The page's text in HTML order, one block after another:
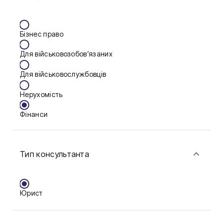
Дніпро
Запоріжжя
Калуш
Кам'янське
Ковель
Краматорськ
Кривий Ріг
Бізнес право
Для військовозобов’язаних
Для військовослужбовців
Нерухомість
Фінанси
Тип консультанта
Юрист